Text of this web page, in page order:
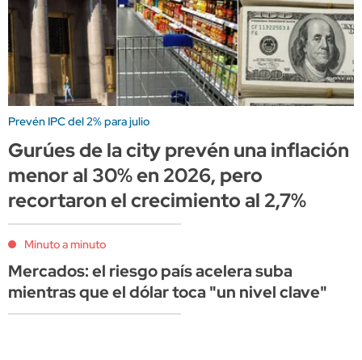
Prevén IPC del 2% para julio
Gurúes de la city prevén una inflación
menor al 30% en 2026, pero
recortaron el crecimiento al 2,7%
Minuto a minuto
Mercados: el riesgo país acelera suba
mientras que el dólar toca "un nivel clave"